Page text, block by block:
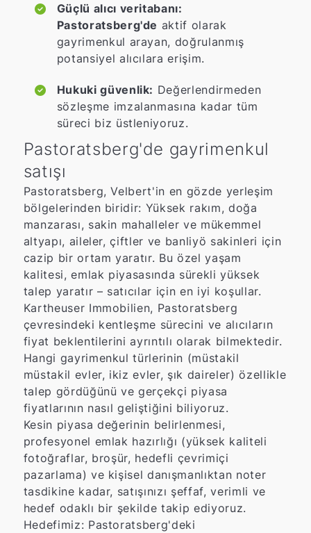
Güçlü alıcı veritabanı:
Pastoratsberg'de aktif olarak
gayrimenkul arayan, doğrulanmış
potansiyel alıcılara erişim.
Hukuki güvenlik: Değerlendirmeden
sözleşme imzalanmasına kadar tüm
süreci biz üstleniyoruz.
Pastoratsberg'de gayrimenkul
satışı
Pastoratsberg, Velbert'in en gözde yerleşim
bölgelerinden biridir: Yüksek rakım, doğa
manzarası, sakin mahalleler ve mükemmel
altyapı, aileler, çiftler ve banliyö sakinleri için
cazip bir ortam yaratır. Bu özel yaşam
kalitesi, emlak piyasasında sürekli yüksek
talep yaratır – satıcılar için en iyi koşullar.
Kartheuser Immobilien, Pastoratsberg
çevresindeki kentleşme sürecini ve alıcıların
fiyat beklentilerini ayrıntılı olarak bilmektedir.
Hangi gayrimenkul türlerinin (müstakil
müstakil evler, ikiz evler, şık daireler) özellikle
talep gördüğünü ve gerçekçi piyasa
fiyatlarının nasıl geliştiğini biliyoruz.
Kesin piyasa değerinin belirlenmesi,
profesyonel emlak hazırlığı (yüksek kaliteli
fotoğraflar, broşür, hedefli çevrimiçi
pazarlama) ve kişisel danışmanlıktan noter
tasdikine kadar, satışınızı şeffaf, verimli ve
hedef odaklı bir şekilde takip ediyoruz.
Hedefimiz: Pastoratsberg'deki